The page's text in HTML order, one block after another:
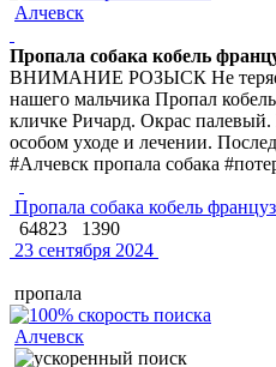
Алчевск
Пропала собака кобель
ВНИМАНИЕ РОЗЫСК Не
нашего мальчика Пропал
кличке Ричард. Окрас палевый.
особом уходе и лечении.
#Алчевск пропала собака
Пропала собака кобель
64823
1390
23 сентября 2024
пропала
Алчевск